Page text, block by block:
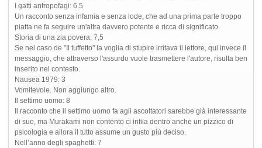
I gatti antropofagi: 6,5
Un racconto senza infamia e senza lode, che ad una prima parte troppo
piatta ne fa seguire un'altra davvero potente e ricca di significato.
Storia di una zia povera: 7,5
Se nel caso de "Il tuffetto" la voglia di stupire irritava il lettore, qui invece il
messaggio, che attraverso l'assurdo vuole trasmettere l'autore, risulta ben
inserito nel contesto.
Nausea 1979: 3
Vomitevole. Non aggiungo altro.
Il settimo uomo: 8
Il racconto che il settimo uomo fa agli ascoltatori sarebbe già interessante
di suo, ma Murakami non contento ci infila dentro anche un pizzico di
psicologia e allora il tutto assume un gusto più deciso.
Nell’anno degli spaghetti: 7